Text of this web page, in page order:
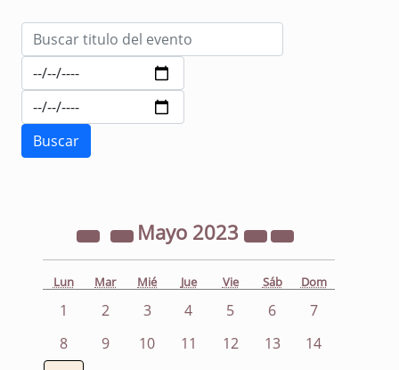
Mayo 2023
Lun Mar Mié Jue Vie Sáb Dom
1 2 3 4 5 6
7
8
9 10 11 12 13
14